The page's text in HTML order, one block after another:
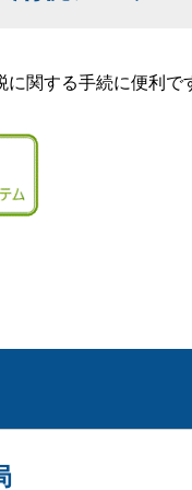
に関する手続に便利で